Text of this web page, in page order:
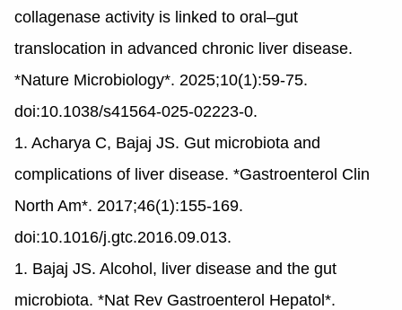
collagenase activity is linked to oral–gut
translocation in advanced chronic liver disease.
*Nature Microbiology*. 2025;10(1):59-75.
doi:10.1038/s41564-025-02223-0.
1. Acharya C, Bajaj JS. Gut microbiota and
complications of liver disease. *Gastroenterol Clin
North Am*. 2017;46(1):155-169.
doi:10.1016/j.gtc.2016.09.013.
1. Bajaj JS. Alcohol, liver disease and the gut
microbiota. *Nat Rev Gastroenterol Hepatol*.